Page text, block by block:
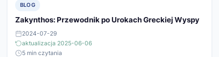
BLOG
Zakynthos: Przewodnik po Urokach Greckiej Wyspy
2024-07-29
aktualizacja 2025-06-06
5 min czytania